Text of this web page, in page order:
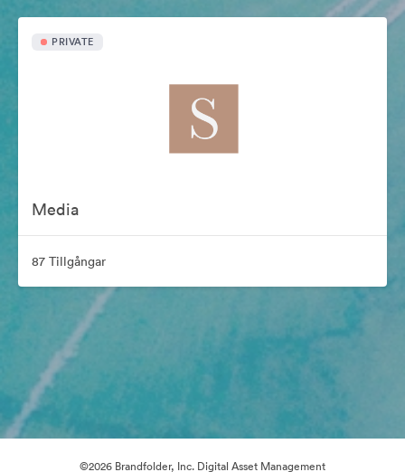
PRIVATE
Media
87 Tillgångar
©2026 Brandfolder, Inc. Digital Asset Management